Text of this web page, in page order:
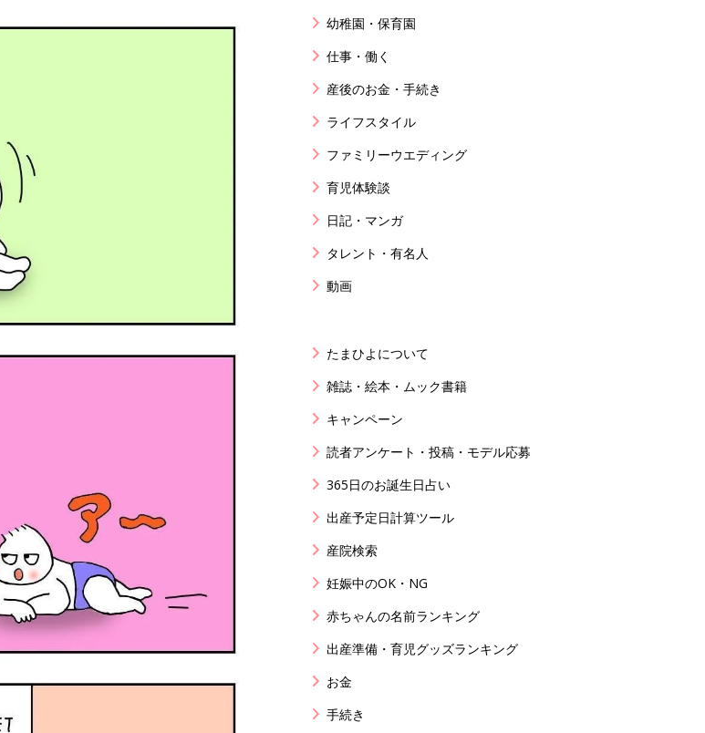
幼稚園・保育園
仕事・働く
産後のお金・手続き
ライフスタイル
ファミリーウエディング
育児体験談
日記・マンガ
タレント・有名人
動画
たまひよについて
雑誌・絵本・ムック書籍
キャンペーン
読者アンケート・投稿・モデル応募
365日のお誕生日占い
出産予定日計算ツール
産院検索
妊娠中のOK・NG
赤ちゃんの名前ランキング
出産準備・育児グッズランキング
お金
手続き